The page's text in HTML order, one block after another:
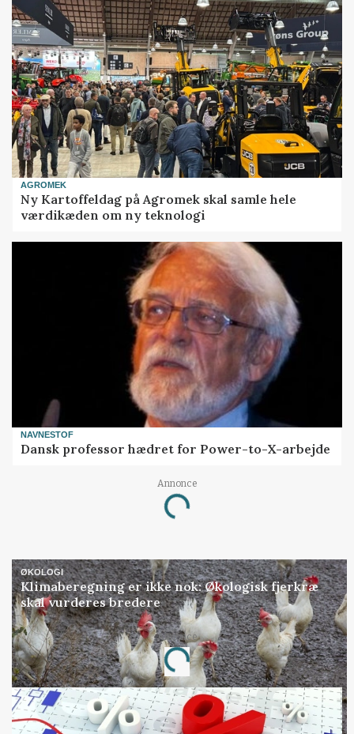
AGROMEK
Ny Kartoffeldag på Agromek skal samle hele
værdikæden om ny teknologi
NAVNESTOF
Dansk professor hædret for Power-to-X-arbejde
Annonce
Loading...
ØKOLOGI
Klimaberegning er ikke nok: Økologisk fjerkræ
skal vurderes bredere
Annonce
Loading...